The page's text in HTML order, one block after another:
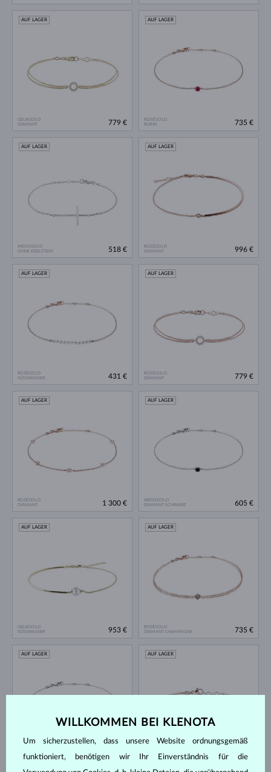
GELBGOLD
DIAMANT
AUF LAGER
779 €
ROSÉGOLD
RUBIN
AUF LAGER
735 €
WEISSGOLD
OHNE EDELSTEIN
AUF LAGER
518 €
ROSÉGOLD
DIAMANT
AUF LAGER
996 €
ROSÉGOLD
SÜSSWASSER
AUF LAGER
431 €
ROSÉGOLD
DIAMANT
AUF LAGER
779 €
ROSÉGOLD
DIAMANT
AUF LAGER
1 300 €
WEISSGOLD
DIAMANT SCHWARZ
AUF LAGER
605 €
GELBGOLD
SÜSSWASSER
AUF LAGER
953 €
ROSÉGOLD
DIAMANT CHAMPAGNE
AUF LAGER
735 €
WEISSGOLD
DIAMANT SCHWARZ
AUF LAGER
605 €
ROSÉGOLD
DIAMANT
AUF LAGER
692 €
WILLKOMMEN BEI KLENOTA
Um sicherzustellen, dass unsere Website ordnungsgemäß
funktioniert, benötigen wir Ihr Einverständnis für die